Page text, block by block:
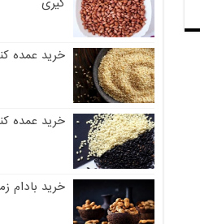
خرید عمده
خرید عمده
خرید بادام